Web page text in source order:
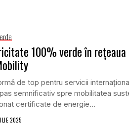
100% verde în rețeaua
de top pentru servicii
semnificativ spre mobilitatea
certificate de energie...
2025